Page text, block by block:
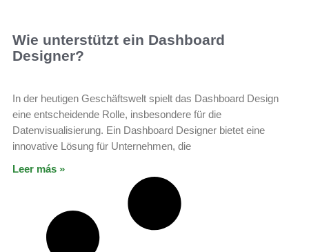
Wie unterstützt ein Dashboard
Designer?
In der heutigen Geschäftswelt spielt das Dashboard Design
eine entscheidende Rolle, insbesondere für die
Datenvisualisierung. Ein Dashboard Designer bietet eine
innovative Lösung für Unternehmen, die
Leer más »